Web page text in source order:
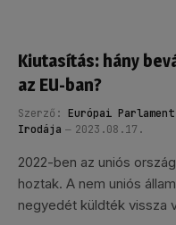
Kiutasítás: hány
az EU-ban?
Szerző: Európai
Irodája
2023.08.17.
2022-ben az uniós
hoztak. A nem uniós
negyedét küldték vissza